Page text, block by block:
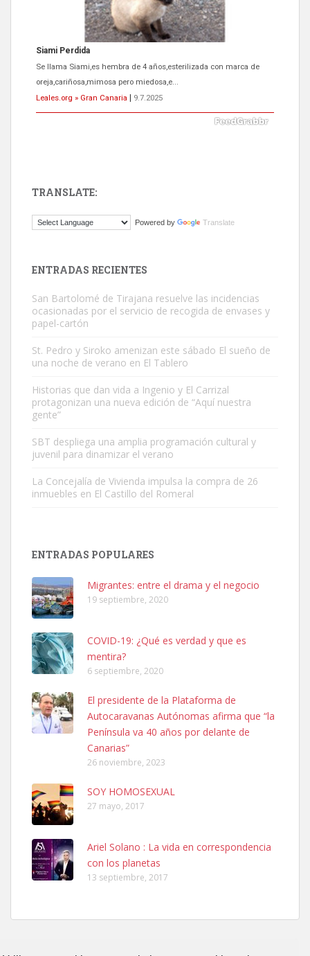
Siami Perdida
Se llama Siami,es hembra de 4 años,esterilizada con marca de
oreja,cariñosa,mimosa pero miedosa,e...
Leales.org » Gran Canaria
9.7.2025
El ayuntamiento se va a llevar a Los Gatos callejeros de la zona los
Este gato macho ha aparecido en la calle hace menos de un mes,
es muy manso y extremadamente cari...
Leales.org » Gran Canaria
Leales.org » Gran Canaria
SHIBA PERDIDO AVDA JOSE MESA Y LOPEZ
PERRO MACHO RAZA SHIBA CON MICROCHIP PERDIDO HOY
06/07/2025 ZONA MESA Y LOPEZ. ES MUY ASUSTADIZO
Leales.org » Gran Canaria
6.7.2025
Ninfa perdida
El día 5 se los perdió una ninfa papillera, asustada tiene miedo a la
calle, se perdió por la zon...
TRANSLATE:
Powered by Translate
ENTRADAS RECIENTES
San Bartolomé de Tirajana resuelve las incidencias
ocasionadas por el servicio de recogida de envases y
papel-cartón
St. Pedro y Siroko amenizan este sábado El sueño de
una noche de verano en El Tablero
Historias que dan vida a Ingenio y El Carrizal
protagonizan una nueva edición de “Aquí nuestra
gente”
SBT despliega una amplia programación cultural y
juvenil para dinamizar el verano
La Concejalía de Vivienda impulsa la compra de 26
inmuebles en El Castillo del Romeral
ENTRADAS POPULARES
Migrantes: entre el drama y el negocio
19 septiembre, 2020
COVID-19: ¿Qué es verdad y que es
mentira?
6 septiembre, 2020
El presidente de la Plataforma de
Autocaravanas Autónomas afirma que “la
Península va 40 años por delante de
Canarias”
26 noviembre, 2023
SOY HOMOSEXUAL
27 mayo, 2017
Ariel Solano : La vida en correspondencia
con los planetas
13 septiembre, 2017